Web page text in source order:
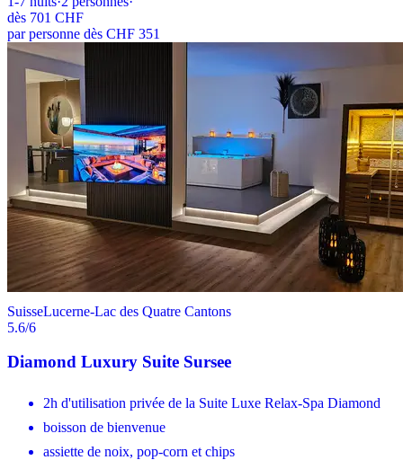
dès 701 CHF
par personne dès CHF 351
SuisseLucerne-Lac des Quatre Cantons
5.6/6
Diamond Luxury Suite Sursee
2h d'utilisation privée de la Suite Luxe Relax-Spa Diamond
boisson de bienvenue
assiette de noix, pop-corn et chips